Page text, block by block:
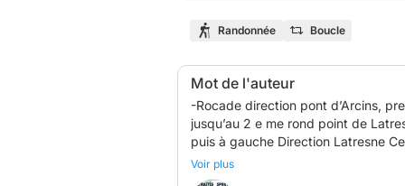
Randonnée Boucle
Mot de l'auteur
-Rocade direction pont d’Arcins,
jusqu’au 2 e me rond point de
puis à gauche Direction Latresne
Au rond point suivant prendre à
continuer sur la D240 jusqu’à Creon
Voir plus